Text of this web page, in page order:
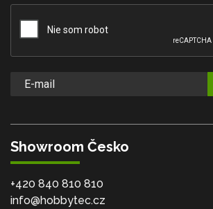
Showroom Česko
+420 840 810 810
info@hobbytec.cz